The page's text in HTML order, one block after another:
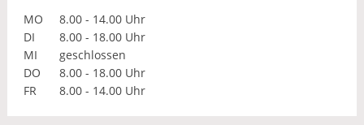
MO
8.00 - 14.00 Uhr
DI
8.00 - 18.00 Uhr
MI
geschlossen
DO
8.00 - 18.00 Uhr
FR
8.00 - 14.00 Uhr